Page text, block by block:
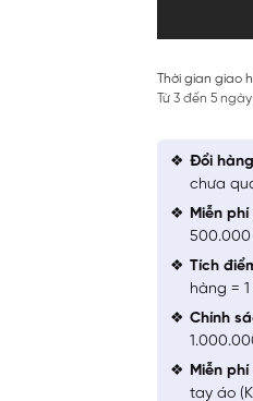
Thời gian giao
Từ 3 đến 5
Đổi
chưa
Miễn
500.000
Tích
hàng =
Chính
Miễn
tay áo